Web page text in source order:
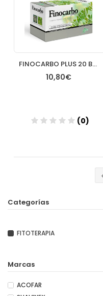
FINOCARBO PLUS 20 BOLSITAS
10,80€
(0)
Categorías
FITOTERAPIA
Marcas
ACOFAR